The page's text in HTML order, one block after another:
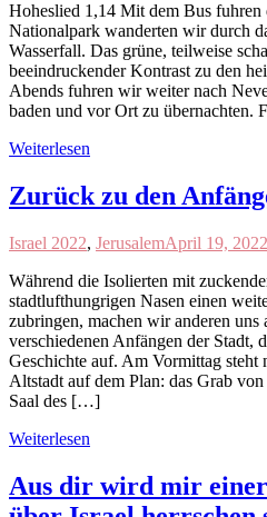
Hoheslied 1,14 Mit dem Bus
Nationalpark wanderten wir durch
Wasserfall. Das grüne, teilweise
beeindruckender Kontrast zu den
Abends fuhren wir weiter nach
baden und vor Ort zu
Weiterlesen
Zurück zu den
Israel 2022, JerusalemApril 19, 2022
Während die Isolierten mit
stadtlufthungrigen Nasen einen
zubringen, machen wir anderen uns
verschiedenen Anfängen der Stadt,
Geschichte auf. Am Vormittag steht
Altstadt auf dem Plan: das Grab
Saal des […]
Weiterlesen
Aus dir wird mir